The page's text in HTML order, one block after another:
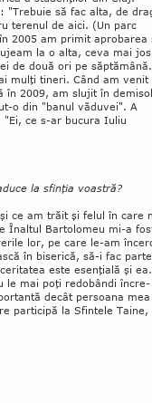
"Trebuie să fac alta, de
terenul de aici. (Un parc
2005 am primit apro­barea
la o alta, ceva mai
de două ori pe săptă­mână.
mulţi tineri. Când am venit
în 2009, am slujit în
o din "banul vădu­vei". A
ce s-ar bucura Iuliu
la sfinţia voas­tră?
ce am trăit şi felul în care
Înaltul Bartolomeu mi-a
lor, pe care le-am
în biserică, să-i fac parte
este esen­ţială şi ea.
le mai poţi redo­bân­di încre­
decât persoana mea
participă la Sfin­tele Taine,